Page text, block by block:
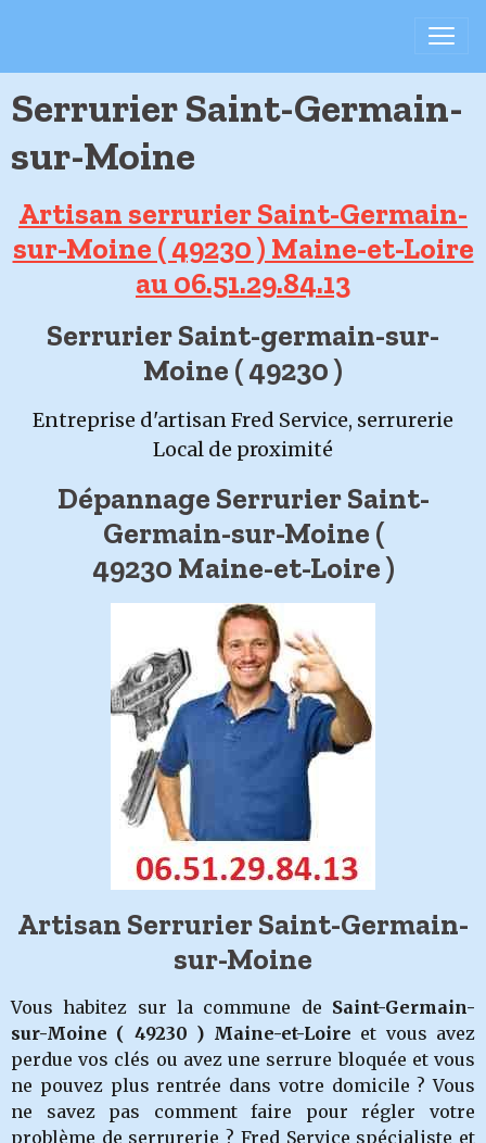
Serrurier Saint-Germain-
sur-Moine
Artisan serrurier Saint-Germain-
sur-Moine ( 49230 ) Maine-et-Loire
au 06.51.29.84.13
Serrurier Saint-germain-sur-
Moine ( 49230 )
Entreprise d'artisan Fred Service, serrurerie
Local de proximité
Dépannage Serrurier Saint-
Germain-sur-Moine (
49230 Maine-et-Loire )
Artisan Serrurier Saint-Germain-
sur-Moine
Vous habitez sur la commune de Saint-Germain-
sur-Moine ( 49230 ) Maine-et-Loire et vous avez
perdue vos clés ou avez une serrure bloquée et vous
ne pouvez plus rentrée dans votre domicile ? Vous
ne savez pas comment faire pour régler votre
problème de serrurerie ? Fred Service spécialiste et